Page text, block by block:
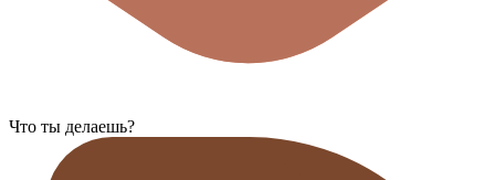
Что ты делаешь?